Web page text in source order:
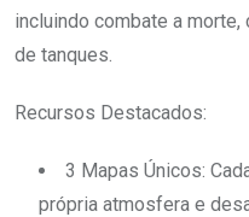
incluindo combate a
de tanques.
Recursos Destacados:
3 Mapas Únicos:
própria atmosfera e